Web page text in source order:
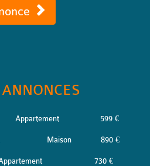
Appartement 599 €
Maison 890 €
730 €